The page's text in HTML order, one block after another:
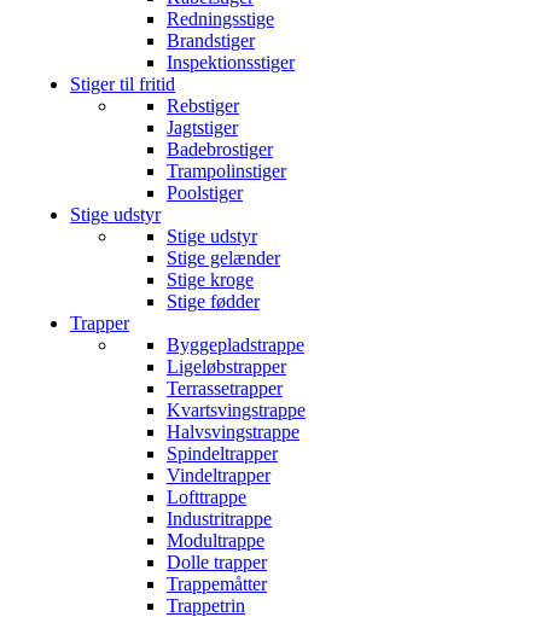
Redningsstige
Brandstiger
Inspektionsstiger
Stiger til fritid
Rebstiger
Jagtstiger
Badebrostiger
Trampolinstiger
Poolstiger
Stige udstyr
Stige udstyr
Stige gelænder
Stige kroge
Stige fødder
Trapper
Byggepladstrappe
Ligeløbstrapper
Terrassetrapper
Kvartsvingstrappe
Halvsvingstrappe
Spindeltrapper
Vindeltrapper
Lofttrappe
Industritrappe
Modultrappe
Dolle trapper
Trappemåtter
Trappetrin